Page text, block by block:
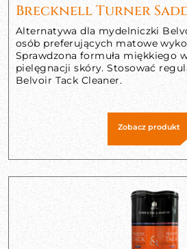
Brecknell Turner
Alternatywa dla mydelniczki
osób preferujących matowe
Sprawdzona formuła miękkiego
pielęgnacji skóry. Stosować
Belvoir Tack Cleaner.
Zobacz produkt